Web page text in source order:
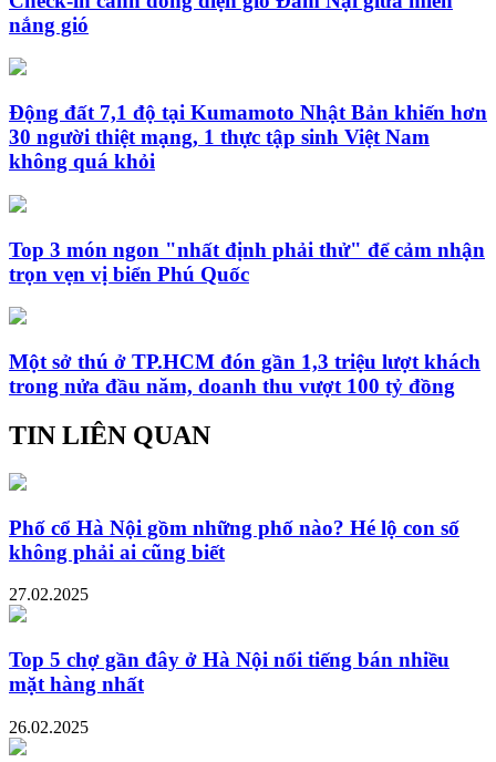
nắng gió
Động đất 7,1 độ tại Kumamoto Nhật Bản khiến hơn
30 người thiệt mạng, 1 thực tập sinh Việt Nam
không quá khỏi
Top 3 món ngon "nhất định phải thử" để cảm nhận
trọn vẹn vị biển Phú Quốc
Một sở thú ở TP.HCM đón gần 1,3 triệu lượt khách
trong nửa đầu năm, doanh thu vượt 100 tỷ đồng
TIN LIÊN QUAN
Phố cổ Hà Nội gồm những phố nào? Hé lộ con số
không phải ai cũng biết
27.02.2025
Top 5 chợ gần đây ở Hà Nội nổi tiếng bán nhiều
mặt hàng nhất
26.02.2025